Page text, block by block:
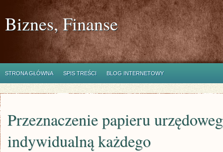
Biznes, Finanse
STRONA GŁÓWNA SPIS TREŚCI BLOG INTERNETOWY
Przeznaczenie papieru
indywidualną każdego